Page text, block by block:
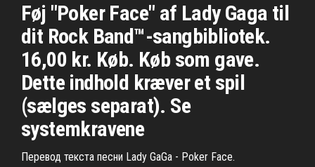
Føj "Poker Face" af Lady Gaga til
dit Rock Band™-sangbibliotek.
16,00 kr. Køb. Køb som gave.
Dette indhold kræver et spil
(sælges separat). Se
systemkravene
Перевод текста песни Lady GaGa - Poker Face.